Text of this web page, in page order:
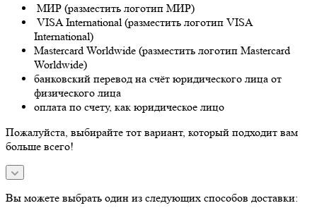
МИР (разместить логотип МИР)
VISA International (разместить логотип VISA
International)
Mastercard Worldwide (разместить логотип Mastercard
Worldwide)
банковский перевод на счёт юридического лица от
физического лица
оплата по счету, как юридическое лицо
Пожалуйста, выбирайте тот вариант, который подходит вам
больше всего!
Вы можете выбрать один из следующих способов доставки: